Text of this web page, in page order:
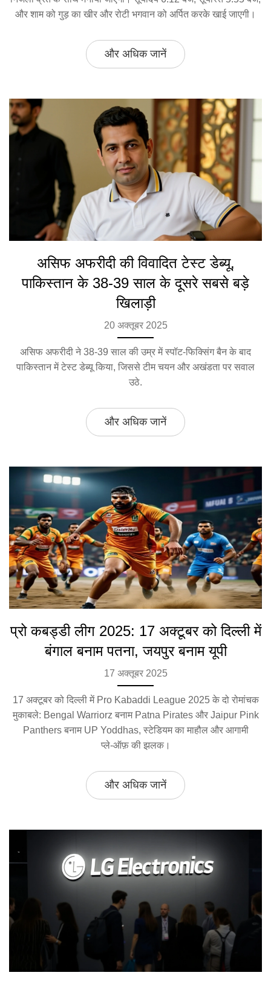
और शाम को गुड़ का खीर और रोटी भगवान को अर्पित करके खाई जाएगी।
और अधिक जानें
असिफ अफरीदी की विवादित टेस्ट डेब्यू,
पाकिस्तान के 38‑39 साल के दूसरे सबसे बड़े
खिलाड़ी
20 अक्तूबर 2025
असिफ अफरीदी ने 38‑39 साल की उम्र में स्पॉट‑फिक्सिंग बैन के बाद
पाकिस्तान में टेस्ट डेब्यू किया, जिससे टीम चयन और अखंडता पर सवाल
उठे.
और अधिक जानें
प्रो कबड्डी लीग 2025: 17 अक्टूबर को दिल्ली में
बंगाल बनाम पतना, जयपुर बनाम यूपी
17 अक्तूबर 2025
17 अक्टूबर को दिल्ली में Pro Kabaddi League 2025 के दो रोमांचक
मुकाबले: Bengal Warriorz बनाम Patna Pirates और Jaipur Pink
Panthers बनाम UP Yoddhas, स्टेडियम का माहौल और आगामी
प्ले‑ऑफ़ की झलक।
और अधिक जानें